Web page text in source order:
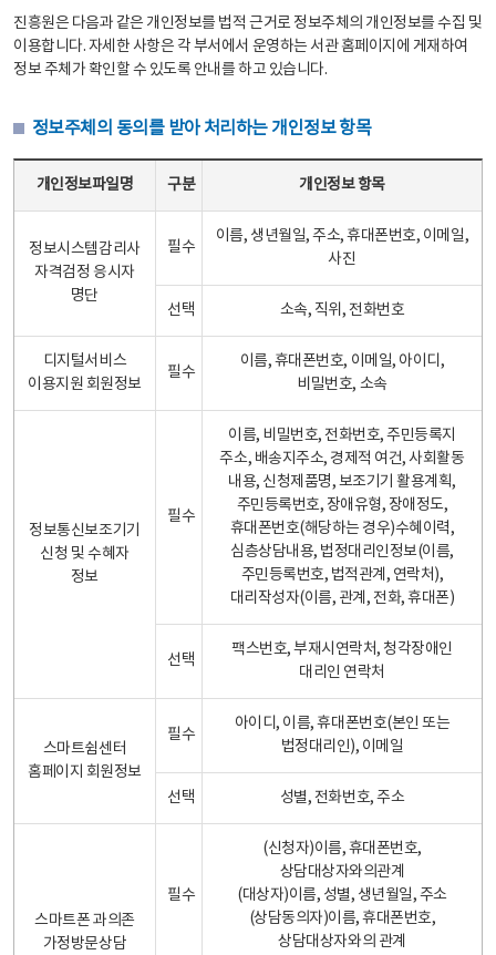
진흥원은 다음과 같은 개인정보를 법적 근거로 정보주체의 개인정보를 수집 및
이용합니다. 자세한 사항은 각 부서에서 운영하는 서관 홈페이지에 게재하여
정보 주체가 확인할 수 있도록 안내를 하고 있습니다.
정보주체의 동의를 받아 처리하는 개인정보 항목
개인정보파일명 구분 개인정보 항목
정보시스템감리사
자격검정 응시자
명단
필수
이름, 생년월일, 주소, 휴대폰번호, 이메일,
사진
선택 소속, 직위, 전화번호
디지털서비스
이용지원 회원정보
필수
이름, 휴대폰번호, 이메일, 아이디,
비밀번호, 소속
정보통신보조기기
신청 및 수혜자
정보
필수
이름, 비밀번호, 전화번호, 주민등록지
주소, 배송지주소, 경제적 여건, 사회활동
내용, 신청제품명, 보조기기 활용계획,
주민등록번호, 장애유형, 장애정도,
휴대폰번호(해당하는 경우)수혜이력,
심층상담내용, 법정대리인정보(이름,
주민등록번호, 법적관계, 연락처),
대리작성자(이름, 관계, 전화, 휴대폰)
선택
팩스번호, 부재시연락처, 청각장애인
대리인 연락처
스마트쉼센터
홈페이지 회원정보
필수
아이디, 이름, 휴대폰번호(본인 또는
법정대리인), 이메일
선택 성별, 전화번호, 주소
스마트폰 과의존
가정방문상담
필수
(신청자)이름, 휴대폰번호,
상담대상자와의관계
(대상자)이름, 성별, 생년월일, 주소
(상담동의자)이름, 휴대폰번호,
상담대상자와의 관계